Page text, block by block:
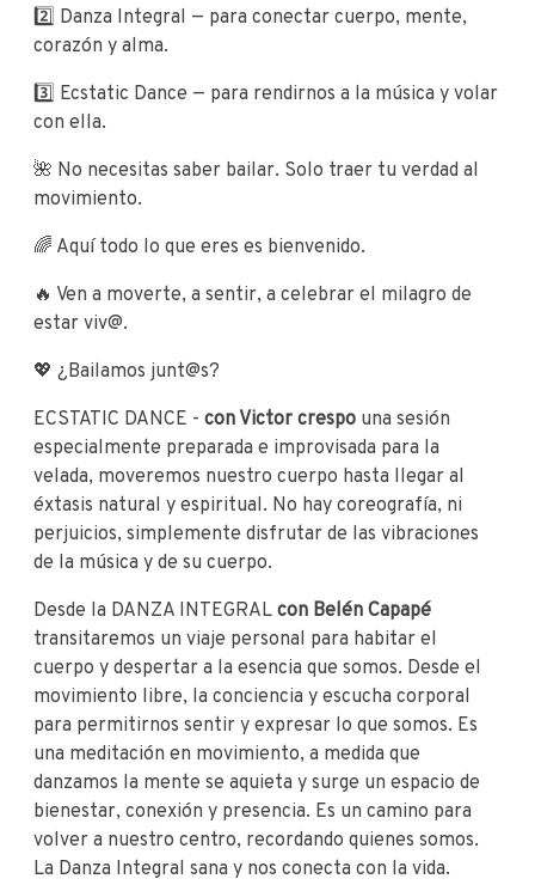
2️⃣ Danza Integral — para conectar cuerpo, mente,
corazón y alma.
3️⃣ Ecstatic Dance — para rendirnos a la música y volar
con ella.
🌺 No necesitas saber bailar. Solo traer tu verdad al
movimiento.
🌈 Aquí todo lo que eres es bienvenido.
🔥 Ven a moverte, a sentir, a celebrar el milagro de
estar viv@.
💖 ¿Bailamos junt@s?
ECSTATIC DANCE - con Victor crespo una sesión
especialmente preparada e improvisada para la
velada, moveremos nuestro cuerpo hasta llegar al
éxtasis natural y espiritual. No hay coreografía, ni
perjuicios, simplemente disfrutar de las vibraciones
de la música y de su cuerpo.
Desde la DANZA INTEGRAL con Belén Capapé
transitaremos un viaje personal para habitar el
cuerpo y despertar a la esencia que somos. Desde el
movimiento libre, la conciencia y escucha corporal
para permitirnos sentir y expresar lo que somos. Es
una meditación en movimiento, a medida que
danzamos la mente se aquieta y surge un espacio de
bienestar, conexión y presencia. Es un camino para
volver a nuestro centro, recordando quienes somos.
La Danza Integral sana y nos conecta con la vida.